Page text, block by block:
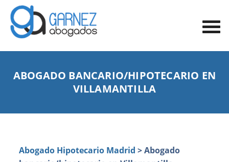
ABOGADO BANCARIO/HIPOTECARIO EN
VILLAMANTILLA
Abogado Hipotecario Madrid > Abogado